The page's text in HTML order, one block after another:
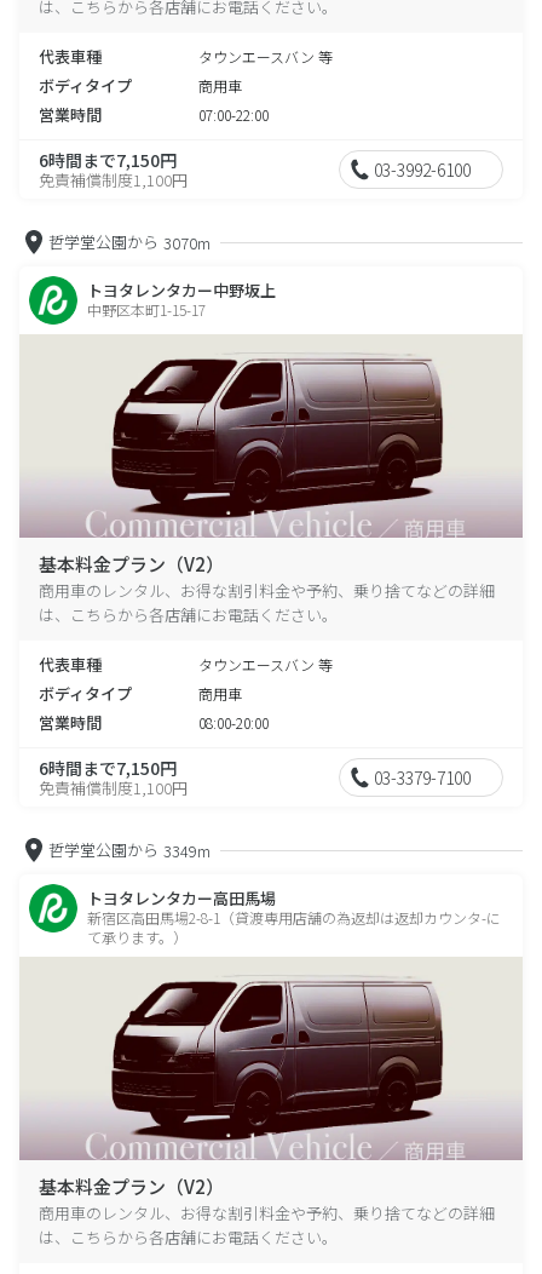
は、こちらから各店舗にお電話ください。
代表車種 タウンエースバン 等
ボディタイプ 商用車
営業時間 07:00-22:00
6時間まで7,150円
免責補償制度1,100円 03-3992-6100
哲学堂公園から 3070m
トヨタレンタカー中野坂上
中野区本町1-15-17
基本料金プラン（V2）
商用車のレンタル、お得な割引料金や予約、乗り捨てなどの詳細
は、こちらから各店舗にお電話ください。
代表車種 タウンエースバン 等
ボディタイプ 商用車
営業時間 08:00-20:00
6時間まで7,150円
免責補償制度1,100円 03-3379-7100
哲学堂公園から 3349m
トヨタレンタカー高田馬場
新宿区高田馬場2-8-1（貸渡専用店舗の為返却は返却カウンタ-に
て承ります。）
基本料金プラン（V2）
商用車のレンタル、お得な割引料金や予約、乗り捨てなどの詳細
は、こちらから各店舗にお電話ください。